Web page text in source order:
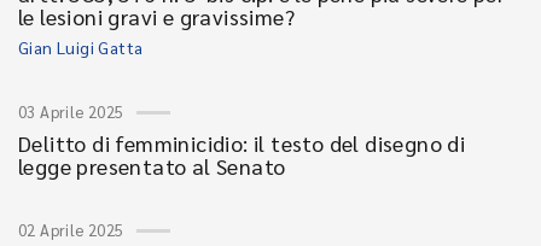
le lesioni gravi e gravissime?
Gian Luigi Gatta
03 Aprile 2025
Delitto di femminicidio: il testo del disegno di
legge presentato al Senato
02 Aprile 2025